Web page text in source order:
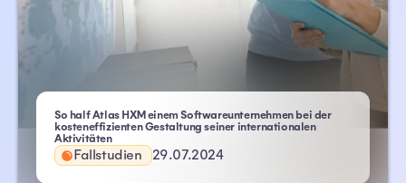
So half Atlas HXM einem Softwareunternehmen bei der
kosteneffizienten Gestaltung seiner internationalen
Aktivitäten
Fallstudien 29.07.2024